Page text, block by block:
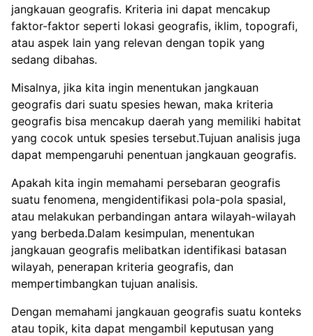
jangkauan geografis. Kriteria ini dapat mencakup
faktor-faktor seperti lokasi geografis, iklim, topografi,
atau aspek lain yang relevan dengan topik yang
sedang dibahas.
Misalnya, jika kita ingin menentukan jangkauan
geografis dari suatu spesies hewan, maka kriteria
geografis bisa mencakup daerah yang memiliki habitat
yang cocok untuk spesies tersebut.Tujuan analisis juga
dapat mempengaruhi penentuan jangkauan geografis.
Apakah kita ingin memahami persebaran geografis
suatu fenomena, mengidentifikasi pola-pola spasial,
atau melakukan perbandingan antara wilayah-wilayah
yang berbeda.Dalam kesimpulan, menentukan
jangkauan geografis melibatkan identifikasi batasan
wilayah, penerapan kriteria geografis, dan
mempertimbangkan tujuan analisis.
Dengan memahami jangkauan geografis suatu konteks
atau topik, kita dapat mengambil keputusan yang